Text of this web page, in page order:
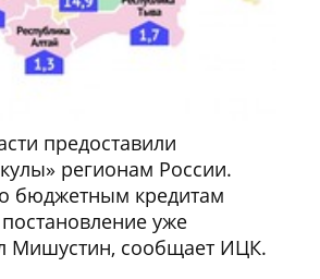
предоставили
регионам России.
бюджетным кредитам
уже
Мишустин, сообщает ИЦК.